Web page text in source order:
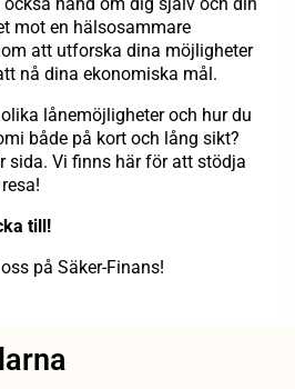
mot en hälsosammare
att utforska dina möjligheter
nå dina ekonomiska mål.
lånemöjligheter och hur du
både på kort och lång sikt?
sida. Vi finns här för att stödja
till!
på Säker-Finans!